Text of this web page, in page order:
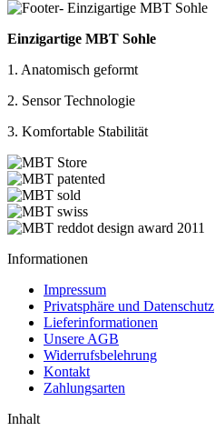
Einzigartige MBT Sohle
1. Anatomisch geformt
2. Sensor Technologie
3. Komfortable Stabilität
Informationen
Impressum
Privatsphäre und Datenschutz
Lieferinformationen
Unsere AGB
Widerrufsbelehrung
Kontakt
Zahlungsarten
Inhalt